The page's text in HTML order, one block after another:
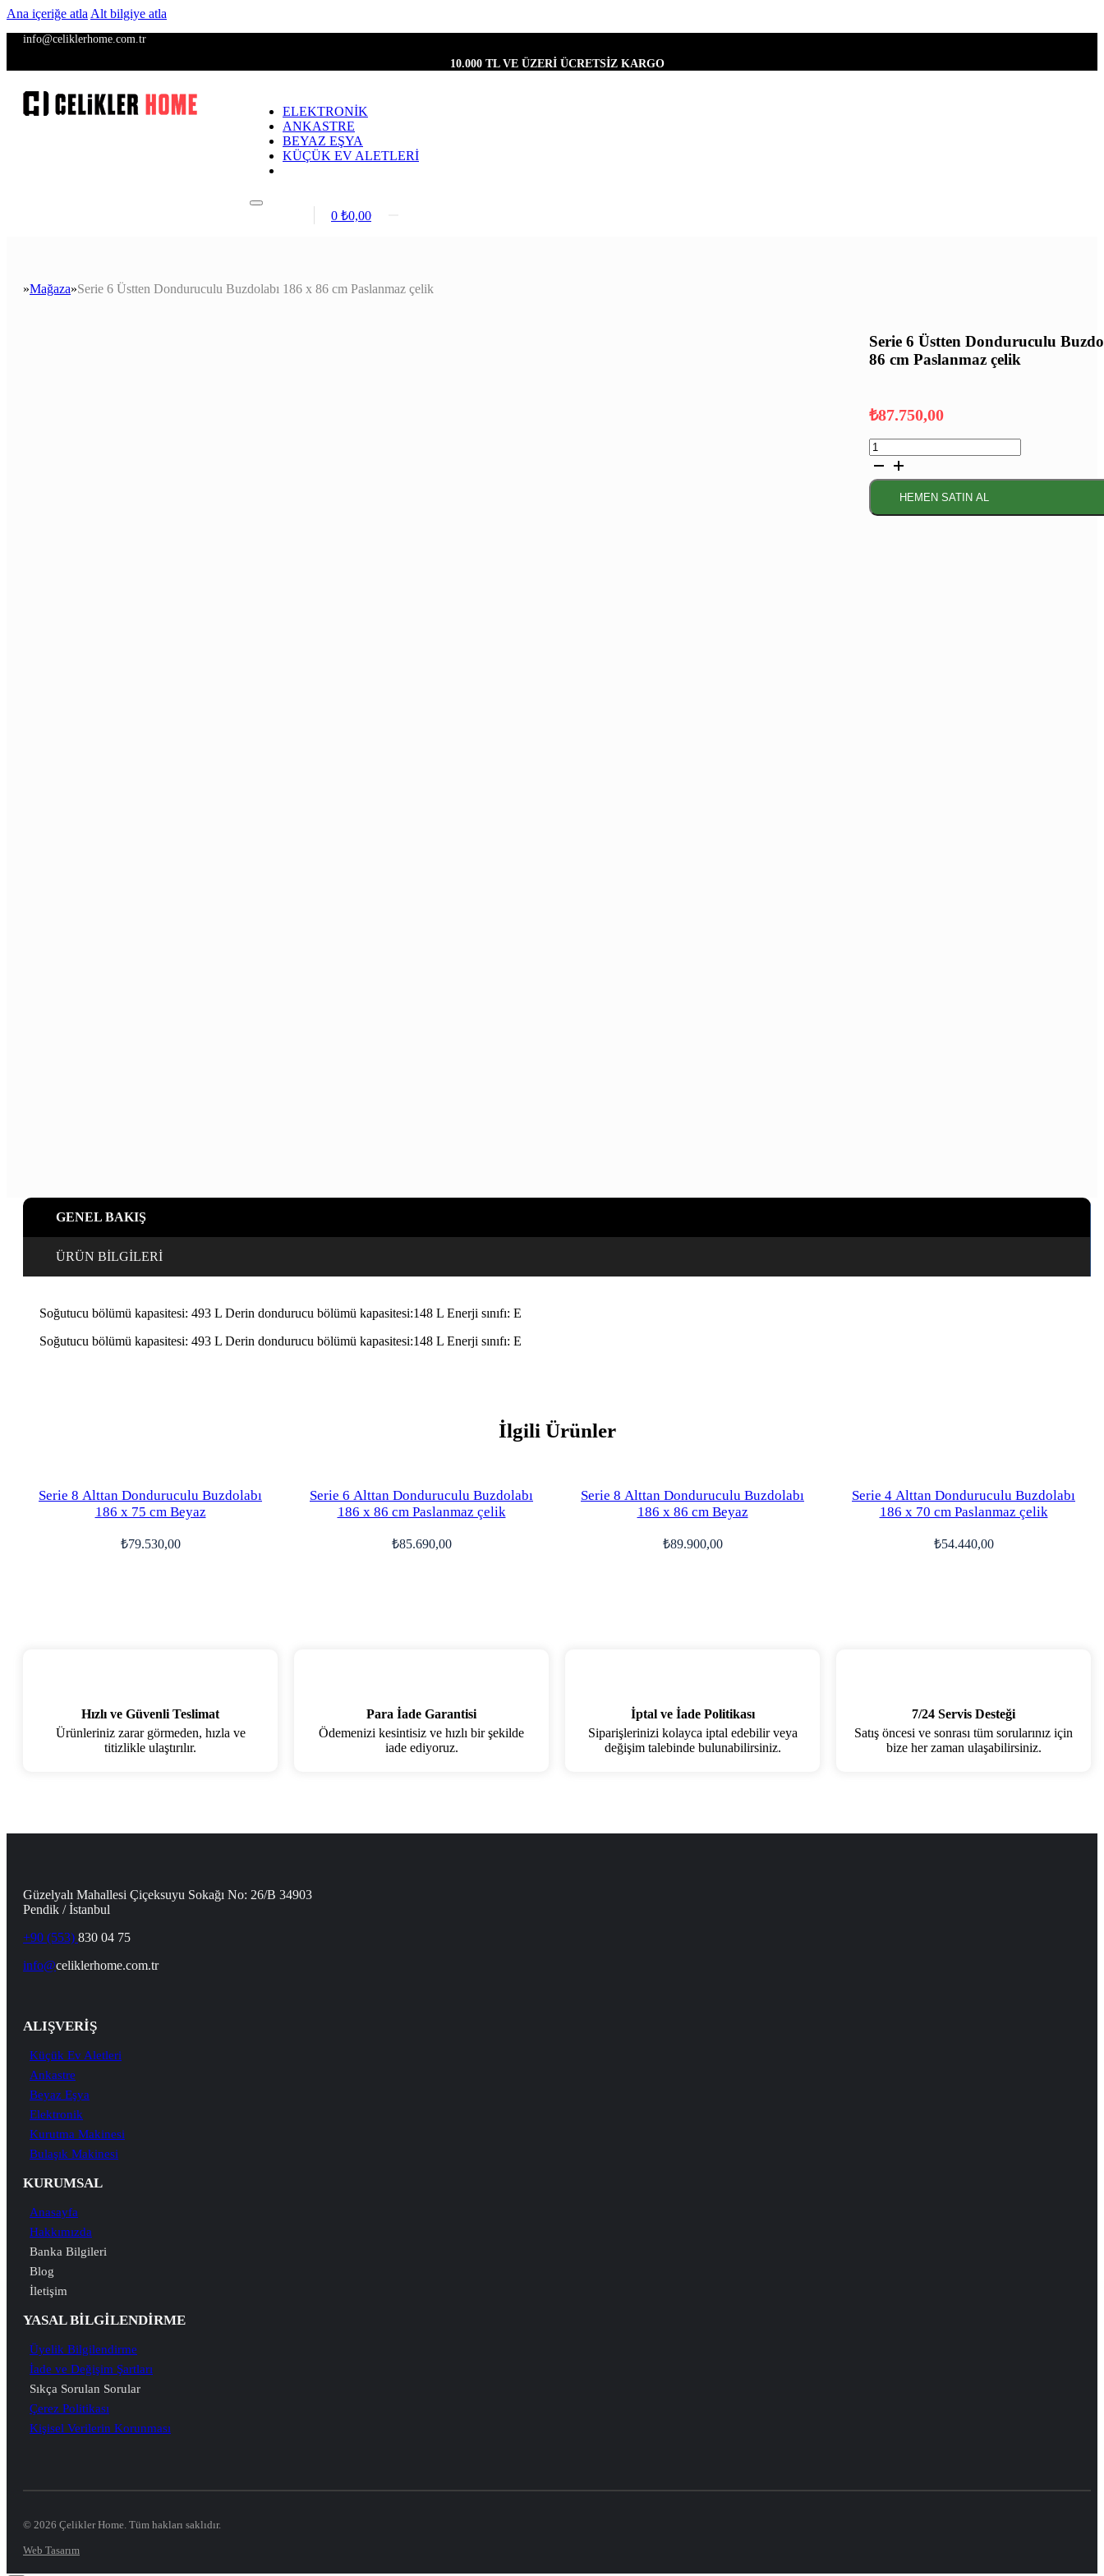
Ana içeriğe atla Alt bilgiye atla
info@celiklerhome.com.tr
10.000 TL VE ÜZERİ ÜCRETSİZ KARGO
ELEKTRONİK
ANKASTRE
BEYAZ EŞYA
KÜÇÜK EV ALETLERİ
0 ₺0,00
Anasayfa
Mağaza Serie 6 Üstten Donduruculu Buzdolabı 186 x 86 cm Paslanmaz çelik
Serie 6 Üstten Donduruculu
86 cm Paslanmaz çelik
₺87.750,00
Serie
6 Üstten
Donduruculu
Buzdolabı
x
HEMEN SATIN AL
GENEL BAKIŞ
ÜRÜN BİLGİLERİ
Soğutucu bölümü kapasitesi: 493 L Derin dondurucu bölümü kapasitesi:148 L Enerji sınıfı: E
Soğutucu bölümü kapasitesi: 493 L Derin dondurucu bölümü kapasitesi:148 L Enerji sınıfı: E
İlgili Ürünler
Serie 8 Alttan Donduruculu Buzdolabı
186 x 75 cm Beyaz
₺79.530,00
Serie 6 Alttan Donduruculu Buzdolabı
186 x 86 cm Paslanmaz çelik
₺85.690,00
Serie 8 Alttan Donduruculu Buzdolabı
186 x 86 cm Beyaz
₺89.900,00
Serie 4 Alttan Donduruculu Buzdolabı
186 x 70 cm Paslanmaz çelik
₺54.440,00
Hızlı ve Güvenli Teslimat
Ürünleriniz zarar görmeden, hızla ve
titizlikle ulaştırılır.
Para İade Garantisi
Ödemenizi kesintisiz ve hızlı bir şekilde
iade ediyoruz.
İptal ve İade Politikası
Siparişlerinizi kolayca iptal edebilir veya
değişim talebinde bulunabilirsiniz.
7/24 Servis Desteği
Satış öncesi ve sonrası tüm sorularınız için
bize her zaman ulaşabilirsiniz.
Güzelyalı Mahallesi Çiçeksuyu Sokağı No: 26/B 34903
Pendik / İstanbul
+90 (553) 830 04 75
info@celiklerhome.com.tr
ALIŞVERİŞ
Küçük Ev Aletleri
Ankastre
Beyaz Eşya
Elektronik
Kurutma Makinesi
Bulaşık Makinesi
KURUMSAL
Anasayfa
Hakkımızda
Banka Bilgileri
Blog
İletişim
YASAL BİLGİLENDİRME
Üyelik Bilgilendirme
İade ve Değişim Şartları
Sıkça Sorulan Sorular
Çerez Politikası
Kişisel Verilerin Korunması
© 2026 Çelikler Home. Tüm hakları saklıdır.
Web Tasarım